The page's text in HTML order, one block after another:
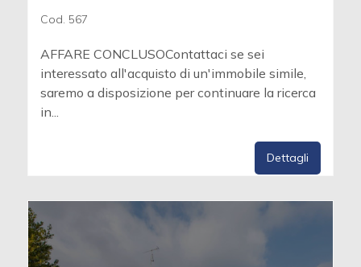
Cod. 567
AFFARE CONCLUSOContattaci se sei
interessato all'acquisto di un'immobile simile,
saremo a disposizione per continuare la ricerca
in...
Dettagli